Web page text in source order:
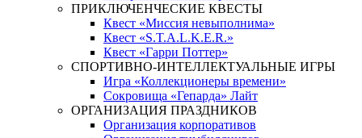
ПРИКЛЮЧЕНЧЕСКИЕ КВЕСТЫ
Квест «Миссия невыполнима»
Квест «S.T.A.L.K.E.R.»
Квест «Гарри Поттер»
СПОРТИВНО-ИНТЕЛЛЕКТУАЛЬНЫЕ ИГРЫ
Игра «Коллекционеры времени»
Сокровища «Гепарда» Лайт
ОРГАНИЗАЦИЯ ПРАЗДНИКОВ
Организация корпоративов